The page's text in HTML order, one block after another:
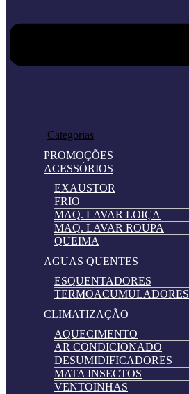
Categorias
PROMOÇÕES
ACESSÓRIOS
EXAUSTOR
FRIO
MAQ. LAVAR LOIÇA
MAQ. LAVAR ROUPA
QUEIMA
AGUAS QUENTES
ESQUENTADORES
TERMOACUMULADORES
CLIMATIZAÇÃO
AQUECIMENTO
AR CONDICIONADO
DESUMIDIFICADORES
MATA INSECTOS
VENTOINHAS